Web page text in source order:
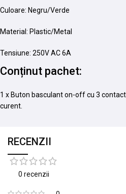
Culoare: Negru/Verde
Material: Plastic/Metal
Tensiune: 250V AC 6A
Conținut pachet:
1 x Buton basculant on-off cu 3
curent.
RECENZII
0 recenzii